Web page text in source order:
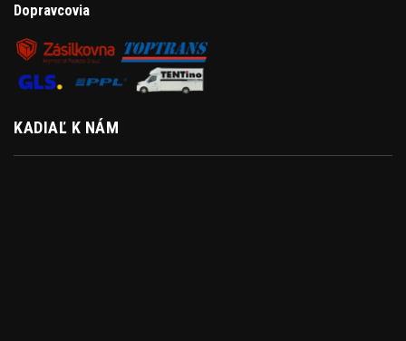
Dopravcovia
KADIAĽ K NÁM